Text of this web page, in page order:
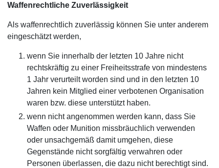
Waffenrechtliche Zuverlässigkeit
Als waffenrechtlich zuverlässig können Sie unter anderem
eingeschätzt werden,
wenn Sie innerhalb der letzten 10 Jahre nicht
rechtskräftig zu einer Freiheitsstrafe von mindestens
1 Jahr verurteilt worden sind und in den letzten 10
Jahren kein Mitglied einer verbotenen Organisation
waren bzw. diese unterstützt haben.
wenn nicht angenommen werden kann, dass Sie
Waffen oder Munition missbräuchlich verwenden
oder unsachgemäß damit umgehen, diese
Gegenstände nicht sorgfältig verwahren oder
Personen überlassen, die dazu nicht berechtigt sind.